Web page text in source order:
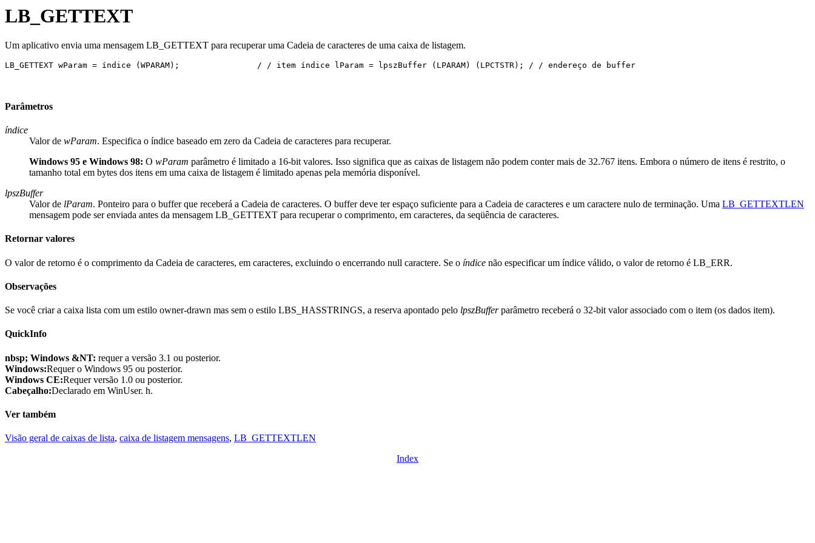
LB_GETTEXT
Um aplicativo envia uma mensagem LB_GETTEXT para recuperar uma Cadeia de caracteres de uma caixa de listagem.
LB_GETTEXT wParam = índice (WPARAM);                / / item índice lParam = lpszBuffer (LPARAM) (LPCTSTR); / / endereço de buffer
Parâmetros
índice
Valor de wParam. Especifica o índice baseado em zero da Cadeia de caracteres para recuperar.
Windows 95 e Windows 98: O wParam parâmetro é limitado a 16-bit valores. Isso significa que as caixas de listagem não podem conter mais de 32.767 itens. Embora o número de itens é restrito, o
tamanho total em bytes dos itens em uma caixa de listagem é limitado apenas pela memória disponível.
lpszBuffer
Valor de lParam. Ponteiro para o buffer que receberá a Cadeia de caracteres. O buffer deve ter espaço suficiente para a Cadeia de caracteres e um caractere nulo de terminação. Uma LB_GETTEXTLEN
mensagem pode ser enviada antes da mensagem LB_GETTEXT para recuperar o comprimento, em caracteres, da seqüência de caracteres.
Retornar valores
O valor de retorno é o comprimento da Cadeia de caracteres, em caracteres, excluindo o encerrando null caractere. Se o índice não especificar um índice válido, o valor de retorno é LB_ERR.
Observações
Se você criar a caixa lista com um estilo owner-drawn mas sem o estilo LBS_HASSTRINGS, a reserva apontado pelo lpszBufferparâmetro receberá o 32-bit valor associado com o item (os dados item).
QuickInfo
nbsp; Windows &NT: requer a versão 3.1 ou posterior.
Windows:Requer o Windows 95 ou posterior.
Windows CE:Requer versão 1.0 ou posterior.
Cabeçalho:Declarado em WinUser. h.
Ver também
Visão geral de caixas de lista, caixa de listagem mensagens, LB_GETTEXTLEN
Index